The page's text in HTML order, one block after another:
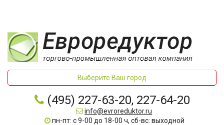
Выберите Ваш город
(495) 227-63-20, 227-64-20
info@evroreduktor.ru
пн-пт: с 9-00 до 18-00 ч, сб-вс: выходной